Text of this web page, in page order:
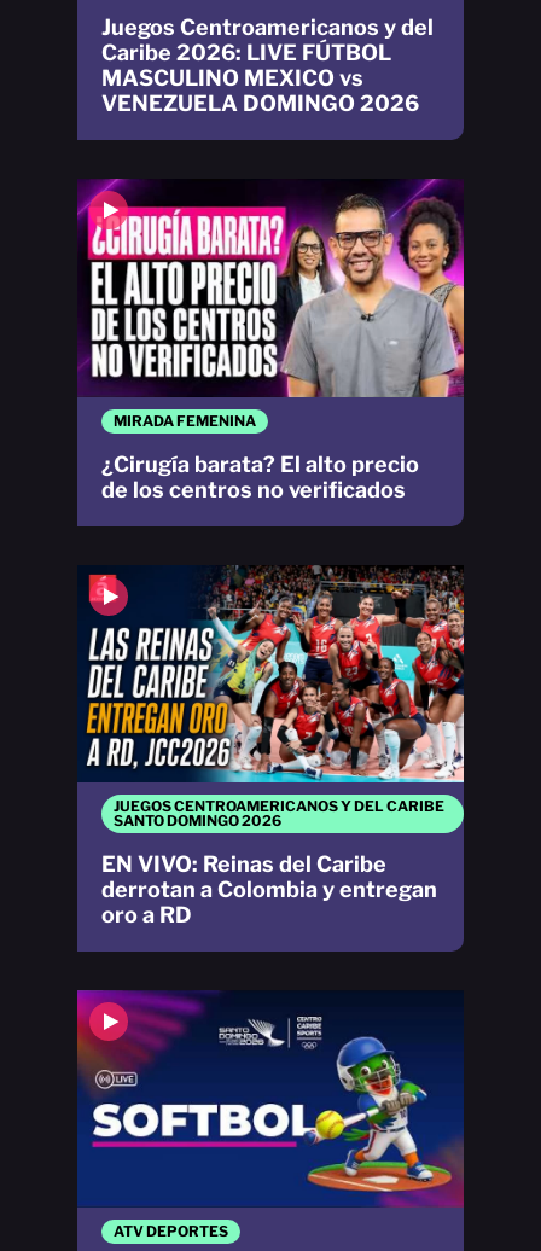
JUEGOS CENTROAMERICANOS Y DEL CARIBE
SANTO DOMINGO 2026
EN VIVO: Reinas del Caribe
derrotan a Colombia y entregan
oro a RD
MIRADA FEMENINA
¿Cirugía barata? El alto precio
de los centros no verificados
Juegos Centroamericanos y del
Caribe 2026: LIVE FÚTBOL
MASCULINO MEXICO vs
VENEZUELA DOMINGO 2026
ATV DEPORTES